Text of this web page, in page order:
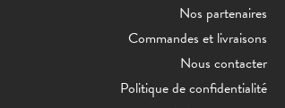
Nos partenaires
Commandes et livraisons
Nous contacter
Politique de confidentialité